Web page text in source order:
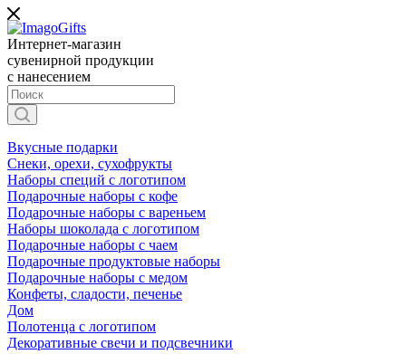
Интернет-магазин
сувенирной продукции
с нанесением
Вкусные подарки
Снеки, орехи, сухофрукты
Наборы специй с логотипом
Подарочные наборы с кофе
Подарочные наборы с вареньем
Наборы шоколада с логотипом
Подарочные наборы с чаем
Подарочные продуктовые наборы
Подарочные наборы с медом
Конфеты, сладости, печенье
Дом
Полотенца с логотипом
Декоративные свечи и подсвечники